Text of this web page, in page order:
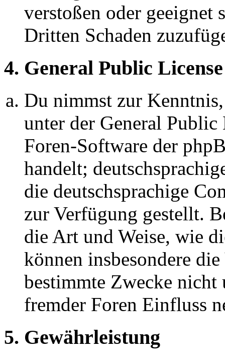
verstoßen oder geeignet
Dritten Schaden
4. General Public License
Du nimmst zur
unter der General
Foren-Software der
handelt;
die deutschsprachige
zur Verfügung gestellt.
die Art und Weise, wie
können insbesondere
bestimmte Zwecke nicht
fremder Foren Einfluss
5. Gewährleistung